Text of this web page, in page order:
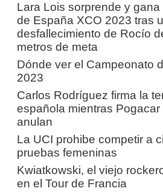
Lara Lois sorprende y
de España XCO 2023 tras
desfallecimiento de Rocío
metros de meta
Dónde ver el Campeonato
2023
Carlos Rodríguez firma la
española mientras
anulan
La UCI prohibe competir a
pruebas femeninas
Kwiatkowski, el viejo
en el Tour de Francia